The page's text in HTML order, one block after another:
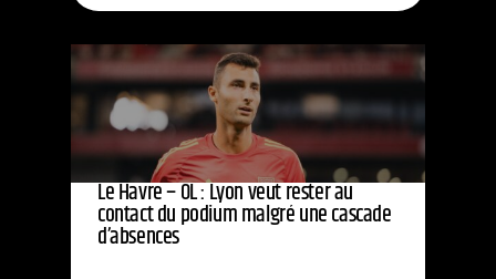
Le Havre – OL : Lyon veut rester au
contact du podium malgré une cascade
d’absences